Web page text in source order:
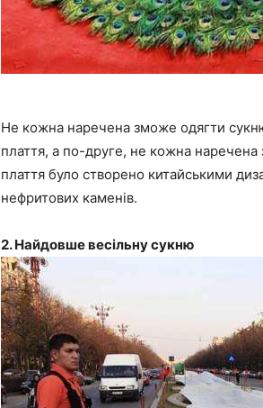
Не кожна наречена зможе одягти
плаття, а по-друге, не кожна
плаття було створено китайськими
нефритових каменів.
2. Найдовше весільну сукню